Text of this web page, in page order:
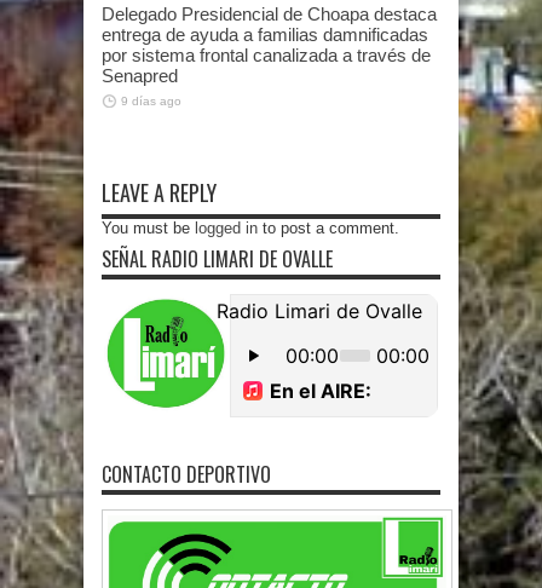
Delegado Presidencial de Choapa destaca
entrega de ayuda a familias damnificadas
por sistema frontal canalizada a través de
Senapred
9 días ago
LEAVE A REPLY
You must be logged in to post a comment.
SEÑAL RADIO LIMARI DE OVALLE
CONTACTO DEPORTIVO